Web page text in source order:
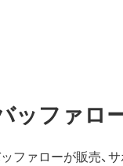
ッファロ
ファローが販売、